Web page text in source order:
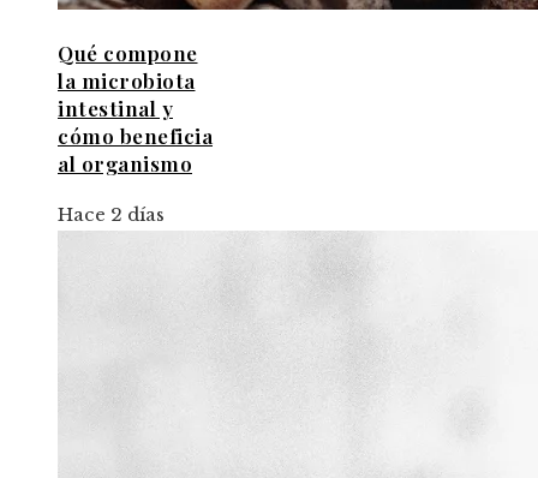
Qué compone
la microbiota
intestinal y
cómo beneficia
al organismo
Hace 2 días